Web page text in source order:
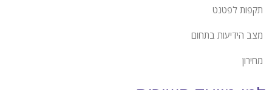
תקפות לפטנט
מצב הידיעות בתחום
מחירון